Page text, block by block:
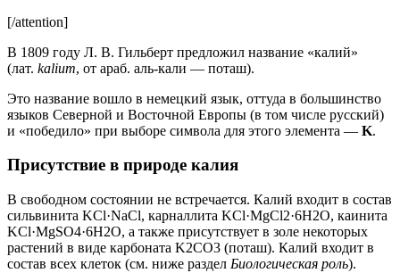
[/attention]
В 1809 году Л. В. Гильберт предложил название «калий»
(лат. kalium, от араб. аль-кали — поташ).
Это название вошло в немецкий язык, оттуда в большинство
языков Северной и Восточной Европы (в том числе русский)
и «победило» при выборе символа для этого элемента — K.
Присутствие в природе калия
В свободном состоянии не встречается. Калий входит в состав
сильвинита KCl·NaCl, карналлита KCl·MgCl2·6H2O, каинита
KCl·MgSO4·6H2O, а также присутствует в золе некоторых
растений в виде карбоната K2CO3 (поташ). Калий входит в
состав всех клеток (см. ниже раздел Биологическая роль).